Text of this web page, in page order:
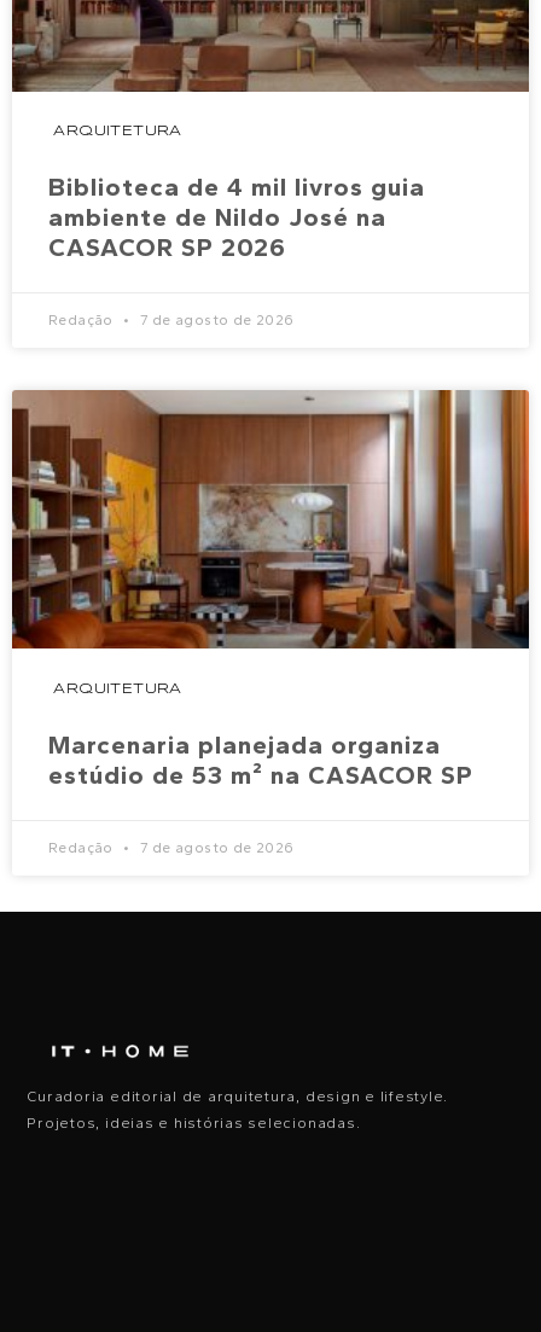
ARQUITETURA
Biblioteca de 4 mil livros guia
ambiente de Nildo José na
CASACOR SP 2026
Redação 7 de agosto de 2026
ARQUITETURA
Marcenaria planejada organiza
estúdio de 53 m² na CASACOR SP
Redação 7 de agosto de 2026
Curadoria editorial de arquitetura, design e lifestyle.
Projetos, ideias e histórias selecionadas.